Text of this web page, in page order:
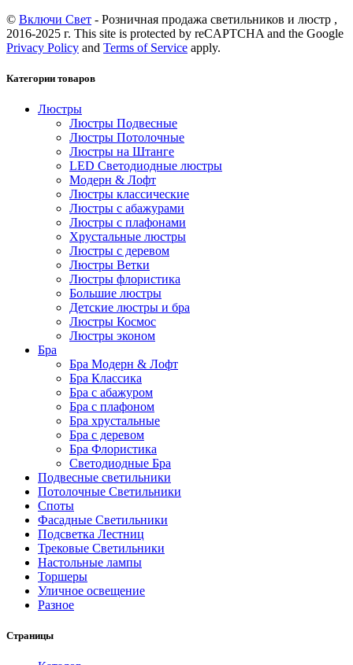
© Включи Свет - Розничная продажа светильников и люстр ,
2016-2025 г. This site is protected by reCAPTCHA and the Google
Privacy Policy and Terms of Service apply.
Категории товаров
Люстры
Люстры Подвесные
Люстры Потолочные
Люстры на Штанге
LED Светодиодные люстры
Модерн & Лофт
Люстры классические
Люстры с абажурами
Люстры с плафонами
Хрустальные люстры
Люстры с деревом
Люстры Ветки
Люстры флористика
Большие люстры
Детские люстры и бра
Люстры Космос
Люстры эконом
Бра
Бра Модерн & Лофт
Бра Классика
Бра с абажуром
Бра с плафоном
Бра хрустальные
Бра с деревом
Бра Флористика
Светодиодные Бра
Подвесные светильники
Потолочные Светильники
Споты
Фасадные Светильники
Подсветка Лестниц
Трековые Светильники
Настольные лампы
Торшеры
Уличное освещение
Разное
Страницы